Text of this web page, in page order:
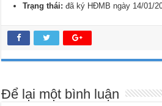
Trạng thái:đã ký HĐMB ngày 14/01/
Để lại một bình luận